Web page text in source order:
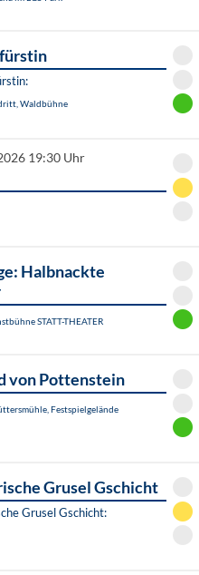
Waldbühne
19:30 Uhr
Halbnackte
STATT-THEATER
von Pottenstein
Festspielgelände
Grusel Gschicht
Grusel Gschicht: